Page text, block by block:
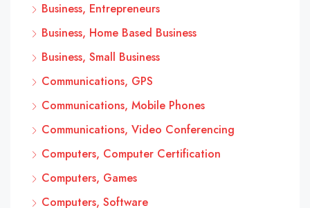
Business, Entrepreneurs
Business, Home Based Business
Business, Small Business
Communications, GPS
Communications, Mobile Phones
Communications, Video Conferencing
Computers, Computer Certification
Computers, Games
Computers, Software